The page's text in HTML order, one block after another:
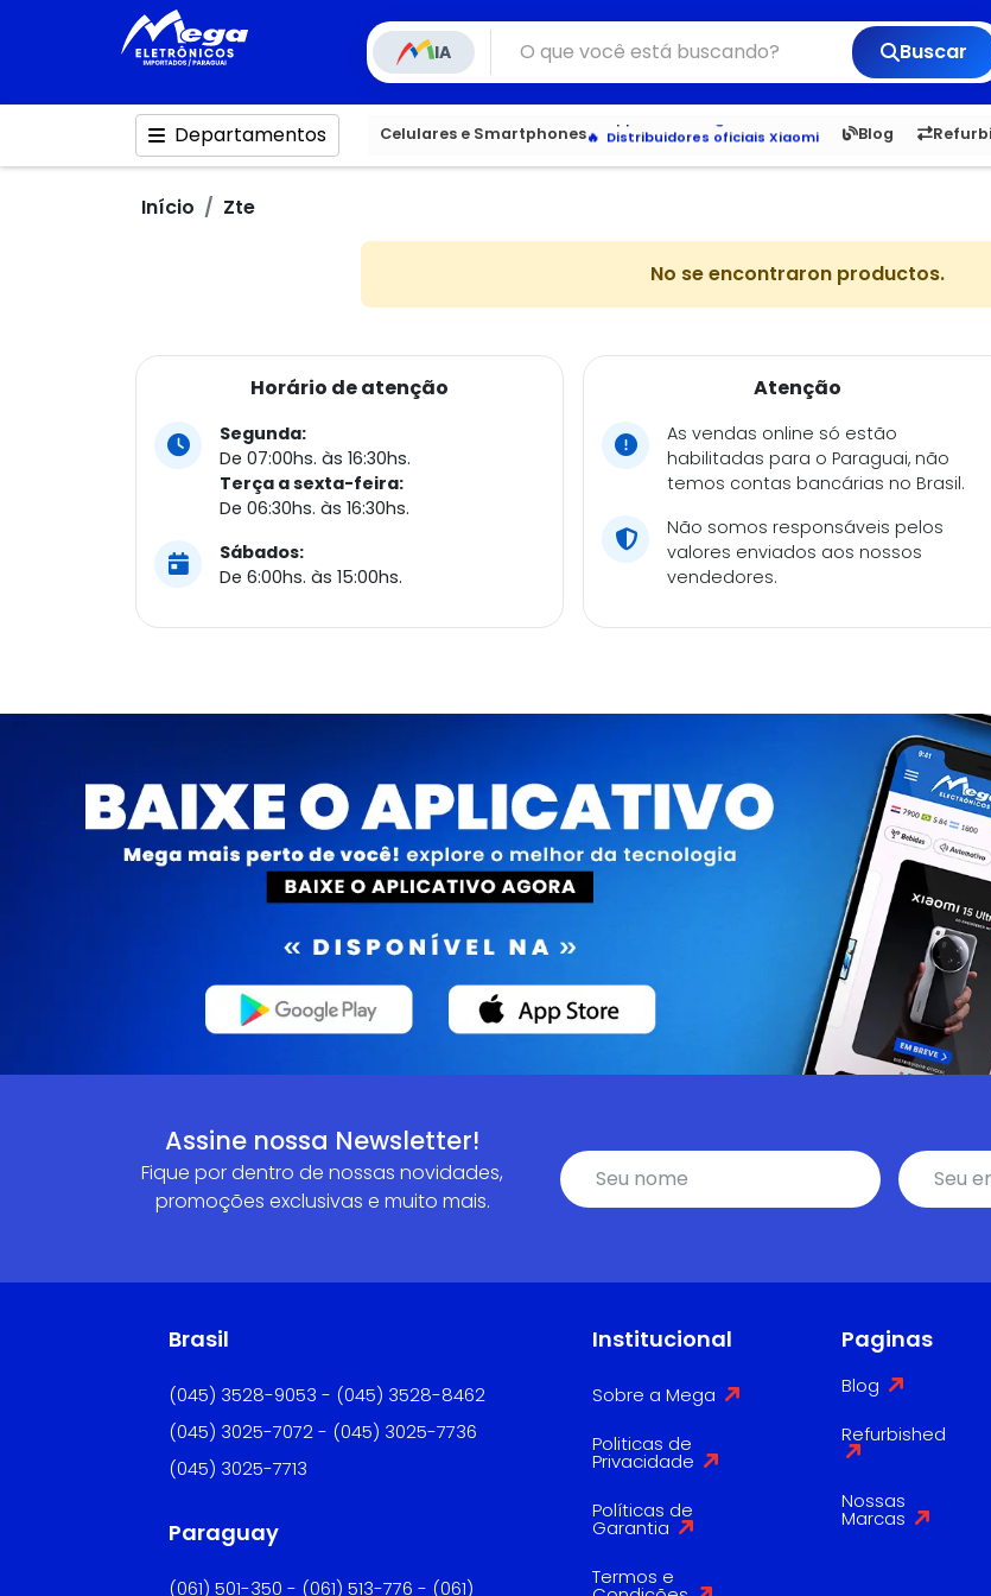
IA Buscar
Departamentos Celulares e Smartphones
Distribuidores oficiais Xiaomi
Blog
6,050 5.22
Início Zte
No se encontraron productos.
Horário de atenção
Segunda:
De 07:00hs. às 16:30hs.
Terça a sexta-feira:
De 06:30hs. às 16:30hs.
Sábados:
De 6:00hs. às 15:00hs.
Atenção
As vendas online só estão
habilitadas para o Paraguai, não
temos contas bancárias no Brasil.
Não somos responsáveis pelos
valores enviados aos nossos
vendedores.
Assine nossa Newsletter!
Fique por dentro de nossas novidades,
promoções exclusivas e muito mais.
Brasil
(045) 3528-9053 - (045) 3528-8462
(045) 3025-7072 - (045) 3025-7736
(045) 3025-7713
Paraguay
(061) 501-350 - (061) 513-776 - (061)
Institucional
Sobre a Mega
Politicas de
Privacidade
Políticas de
Garantia
Termos e
Paginas
Blog
Refurbished
Nossas
Marcas